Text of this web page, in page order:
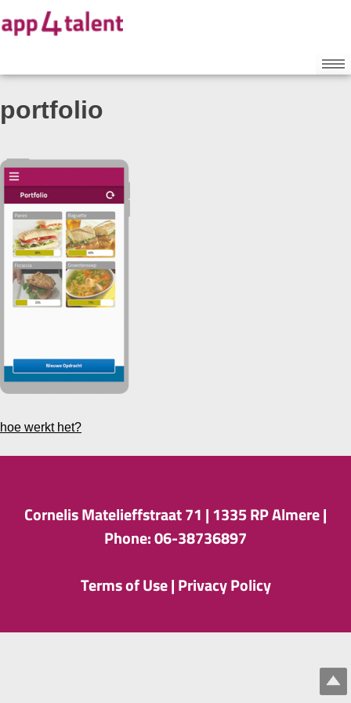
portfolio
hoe werkt het?
Cornelis Matelieffstraat 71 |1335 RP Almere |
Phone: 06-38736897
Terms of Use|Privacy Policy